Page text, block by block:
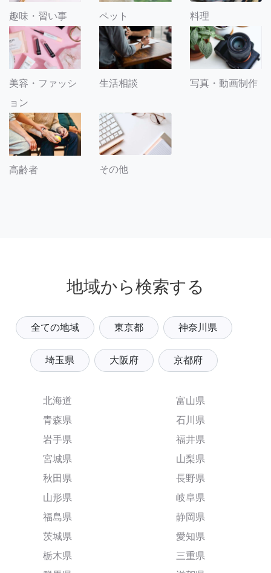
趣味・習い事 ペット 料理
美容・ファッシ
ョン
生活相談 写真・動画制作
高齢者 その他
地域から検索する
全ての地域 東京都 神奈川県
埼玉県 大阪府 京都府
北海道
青森県
岩手県
宮城県
秋田県
山形県
福島県
茨城県
栃木県
富山県
石川県
福井県
山梨県
長野県
岐阜県
静岡県
愛知県
三重県